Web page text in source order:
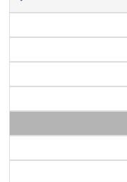
לפתיחתו במספר
ופרסום והן בתי
אפליקציות
למצוא קורסים
בחיפה, קורסים בבאר